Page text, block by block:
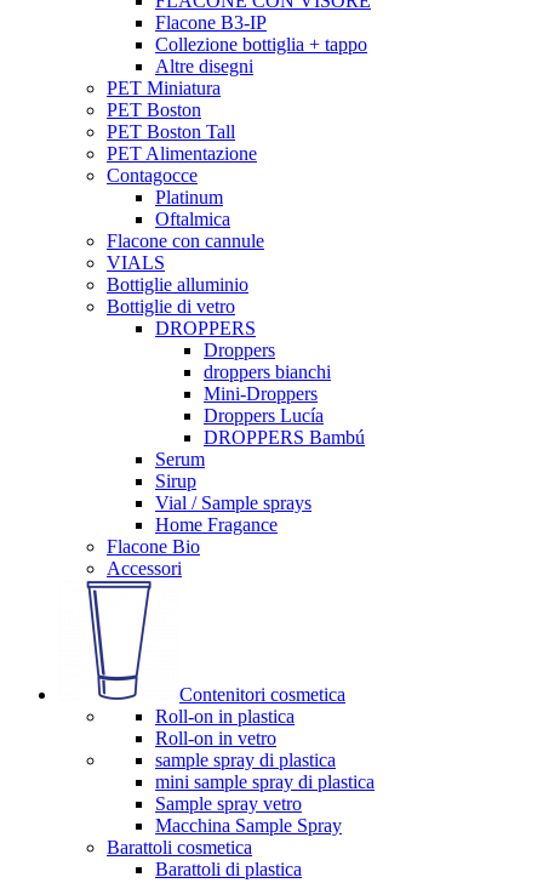
Flacone B3-IP
Collezione bottiglia + tappo
Altre disegni
PET Miniatura
PET Boston
PET Boston Tall
PET Alimentazione
Contagocce
Platinum
Oftalmica
Flacone con cannule
VIALS
Bottiglie alluminio
Bottiglie di vetro
DROPPERS
Droppers
droppers bianchi
Mini-Droppers
Droppers Lucía
DROPPERS Bambú
Serum
Sirup
Vial / Sample sprays
Home Fragance
Flacone Bio
Accessori
Contenitori cosmetica
Roll-on in plastica
Roll-on in vetro
sample spray di plastica
mini sample spray di plastica
Sample spray vetro
Macchina Sample Spray
Barattoli cosmetica
Barattoli di plastica